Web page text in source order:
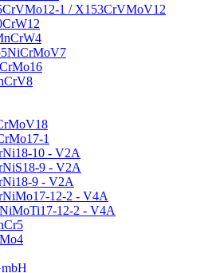
1 / X153CrVMoV12
1
10 - V2A
9 - V2A
9 - V2A
12-2 - V4A
12-2 - V4A